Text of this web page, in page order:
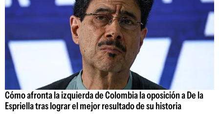
Cómo afronta la izquierda de Colombia la oposición a De la
Espriella tras lograr el mejor resultado de su historia